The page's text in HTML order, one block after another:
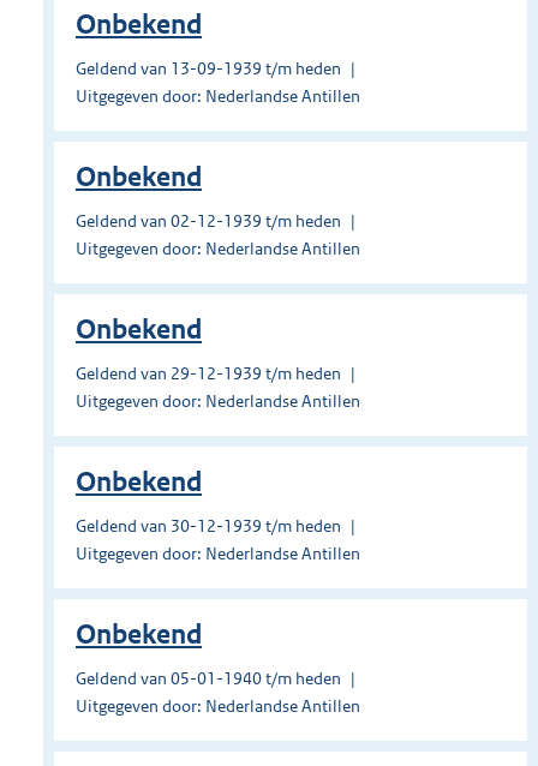
Onbekend
Geldend van 13-09-1939 t/m heden
Uitgegeven door: Nederlandse Antillen
Onbekend
Geldend van 02-12-1939 t/m heden
Uitgegeven door: Nederlandse Antillen
Onbekend
Geldend van 29-12-1939 t/m heden
Uitgegeven door: Nederlandse Antillen
Onbekend
Geldend van 30-12-1939 t/m heden
Uitgegeven door: Nederlandse Antillen
Onbekend
Geldend van 05-01-1940 t/m heden
Uitgegeven door: Nederlandse Antillen